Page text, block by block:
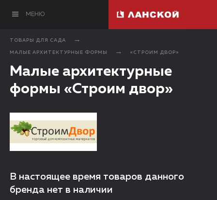
МЕНЮ
ТОВАРЫ ДЛЯ САДА
МАЛЫЕ АРХИТЕКТУРНЫЕ ФОРМЫ «СТРОИМ ДВОР»
Малые архитектурные
формы «Строим двор»
В настоящее время товаров данного
бренда нет в наличии